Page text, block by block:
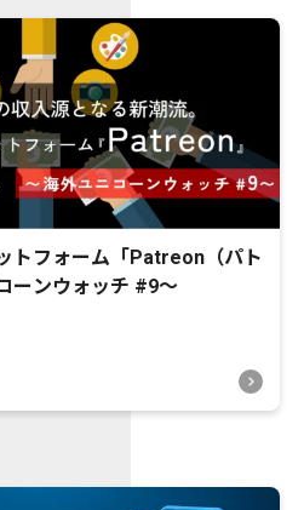
トフォーム「Patreon（パト
ーンウォッチ #9〜